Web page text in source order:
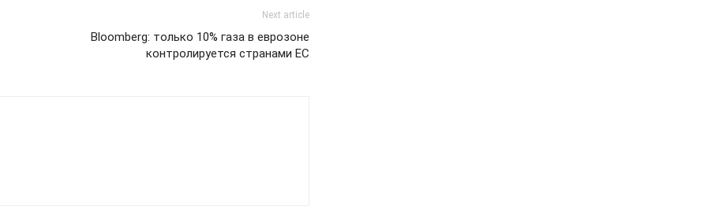
Next article
Bloomberg: только 10% газа в еврозоне
контролируется странами ЕС